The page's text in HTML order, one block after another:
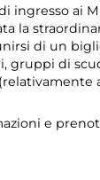
ingresso ai
la
di un
gruppi di
e